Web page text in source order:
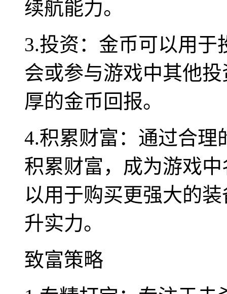
续航能力。
3.投资：金币可以用
会或参与游戏中其他
厚的金币回报。
4.积累财富：通过合理
积累财富，成为游戏
以用于购买更强大的
升实力。
致富策略